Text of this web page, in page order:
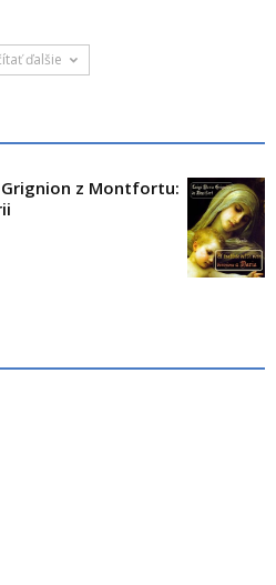
ďalšie
Grignion z Montfortu: